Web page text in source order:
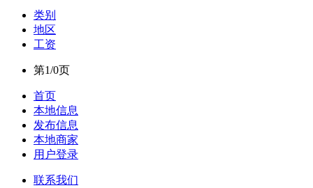
类别
地区
工资
第1/0页
首页
本地信息
发布信息
本地商家
用户登录
联系我们